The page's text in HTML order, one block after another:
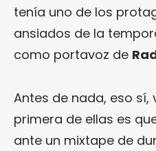
tenía uno de los
ansiados de la
como portavoz de
Antes de nada, eso sí,
primera de ellas es
ante un mixtape de